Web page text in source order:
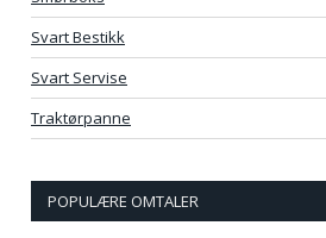
Svart Bestikk
Svart Servise
Traktørpanne
POPULÆRE OMTALER